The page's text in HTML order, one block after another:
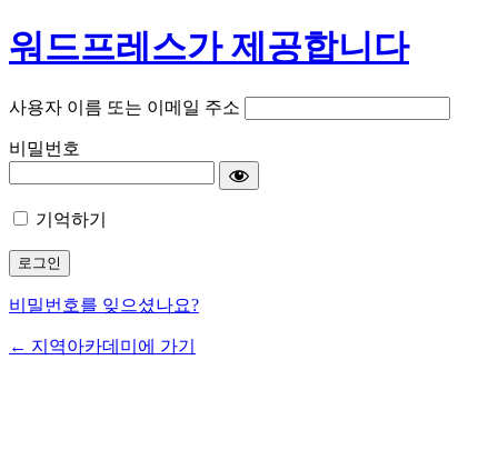
워드프레스가 제공합니다
사용자 이름 또는 이메일 주소
비밀번호
기억하기
비밀번호를 잊으셨나요?
← 지역아카데미에 가기